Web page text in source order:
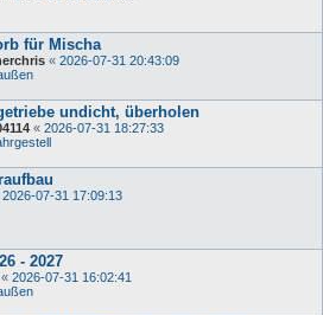
für Mischa
« 2026-07-31 20:43:09
undicht, überholen
« 2026-07-31 18:27:33
2026-07-31 17:09:13
- 2027
« 2026-07-31 16:02:41